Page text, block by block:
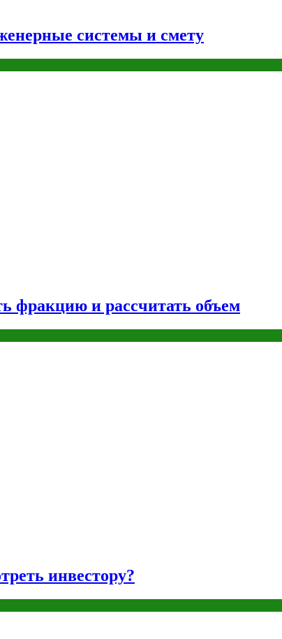
системы и смету
фракцию и рассчитать объем
инвестору?